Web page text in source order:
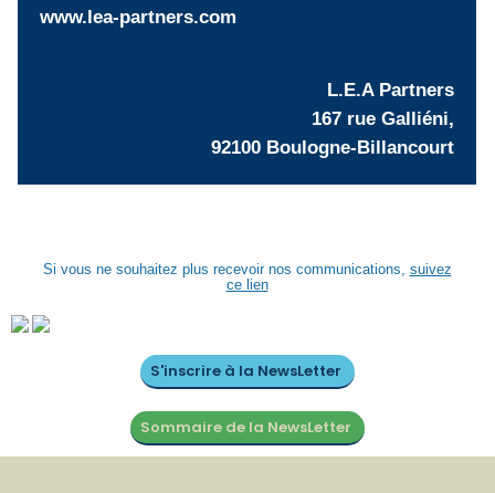
www.lea-partners.com
L.E.A Partners
167 rue Galliéni,
92100 Boulogne-Billancourt
Si vous ne souhaitez plus recevoir nos communications, suivez
ce lien
S'inscrire à la NewsLetter
Sommaire de la NewsLetter